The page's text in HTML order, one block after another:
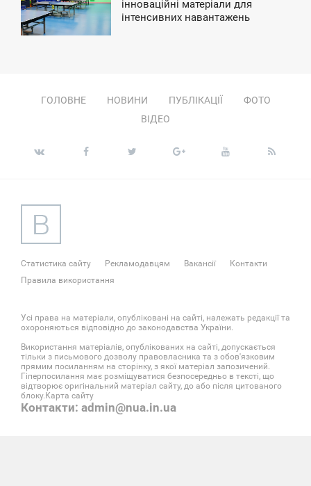
інноваційні матеріали для
інтенсивних навантажень
ГОЛОВНЕ НОВИНИ ПУБЛІКАЦІЇ
ФОТО
ВІДЕО
Статистика сайту Рекламодавцям Вакансії
Контакти
Правила використання
Усі права на матеріали, опубліковані на сайті, належать редакції та
охороняються відповідно до законодавства України.
Використання матеріалів, опублікованих на сайті, допускається
тільки з письмового дозволу правовласника та з обов'язковим
прямим посиланням на сторінку, з якої матеріал запозичений.
Гіперпосилання має розміщуватися безпосередньо в тексті, що
відтворює оригінальний матеріал сайту, до або після цитованого
блоку. Карта сайту
Контакти: admin@nua.in.ua